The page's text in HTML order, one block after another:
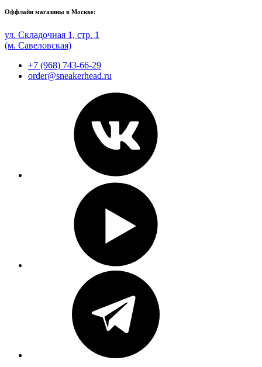
Оффлайн магазины в Москве:
ул. Складочная 1, стр. 1
(м. Савеловская)
+7 (968) 743-66-29
order@sneakerhead.ru